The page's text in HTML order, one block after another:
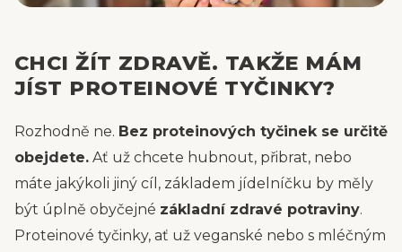
CHCI ŽÍT ZDRAVĚ. TAKŽE MÁM
JÍST PROTEINOVÉ TYČINKY?
Rozhodně ne. Bez proteinových tyčinek se určitě
obejdete. Ať už chcete hubnout, přibrat, nebo
máte jakýkoli jiný cíl, základem jídelníčku by měly
být úplně obyčejné základní zdravé potraviny.
Proteinové tyčinky, ať už veganské nebo s mléčným